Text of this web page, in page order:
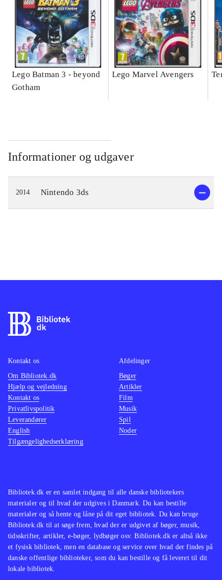
Lego Batman 3 - beyond
Gotham
Lego Marvel Avengers
Informationer og udgaver
2014 Nintendo 3ds
Bibliotek.dk er en samlet indgang til alle danske bibliotekers
materialer og til hvad der udgives i Danmark. Du kan bestille
materialer og så hente og låne på dit eget bibliotek. Du kan bruge
Bibliotek.dk til at søge frem, hvad der er udgivet af bøger, musik,
tidsskrifter, artikler, e-bøger, lydbøger osv. Bibliotek.dk er altså ikke
et fysisk bibliotek, men en database og service over hvad der findes på
danske offentlige biblioteker, som du kan bestille og få leveret til dit
lokale bibliotek.
Kontakt os
Om Bibliotek.dk
Hjælp og vejledning
Kontakt os
Privatlivspolitik
Leverandører
English
Tilgængelighedserklæring
Afdelinger
Bøger
Artikler
Film
Musik
Spil
Noder